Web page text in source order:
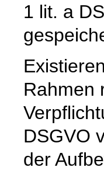
1 lit. a
Rahmen
DSGVO
der